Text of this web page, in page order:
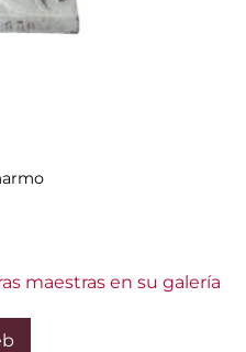
maestras en su galería